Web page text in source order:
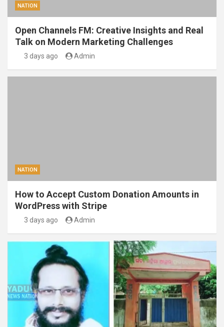
NATION
Open Channels FM: Creative Insights and Real
Talk on Modern Marketing Challenges
3 days ago Admin
NATION
How to Accept Custom Donation Amounts in
WordPress with Stripe
3 days ago Admin